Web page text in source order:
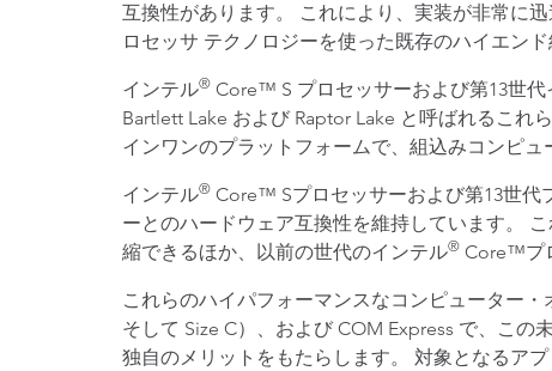
互換性があります。 これにより、実装が非常に
ロセッサ テクノロジーを使った既存のハイエン
インテル® Core™ S プロセッサーおよび第13世代
Bartlett Lake および Raptor Lake と呼ばれるこ
インワンのプラットフォームで、組込みコンピ
インテル® Core™ Sプロセッサーおよび第13世代
ーとのハードウェア互換性を維持しています。
縮できるほか、以前の世代のインテル® Core™プ
これらのハイパフォーマンスなコンピューター
そして Size C）、および COM Express で、こ
独自のメリットをもたらします。 対象となるア